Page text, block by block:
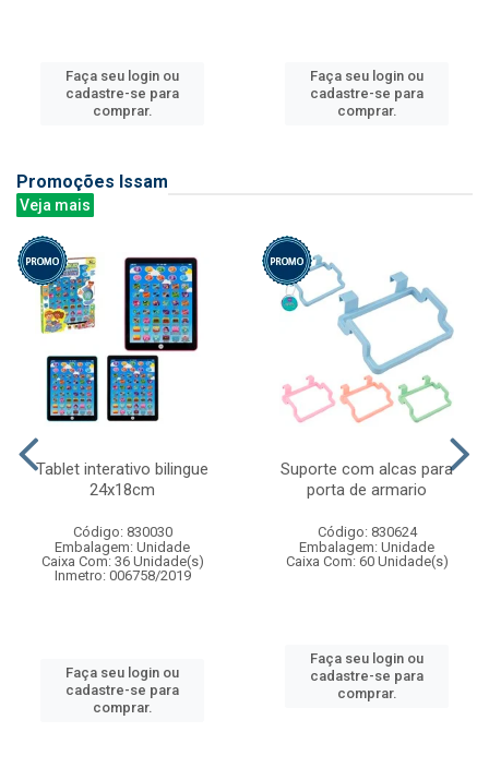
Faça seu login ou
cadastre-se para
comprar.
Faça seu login ou
cadastre-se para
comprar.
Promoções Issam
Veja mais
Tablet interativo bilingue
24x18cm
Código: 830030
Embalagem: Unidade
Caixa Com: 36 Unidade(s)
Inmetro: 006758/2019
Faça seu login ou
cadastre-se para
comprar.
Suporte com alcas para
porta de armario
Código: 830624
Embalagem: Unidade
Caixa Com: 60 Unidade(s)
Faça seu login ou
cadastre-se para
comprar.